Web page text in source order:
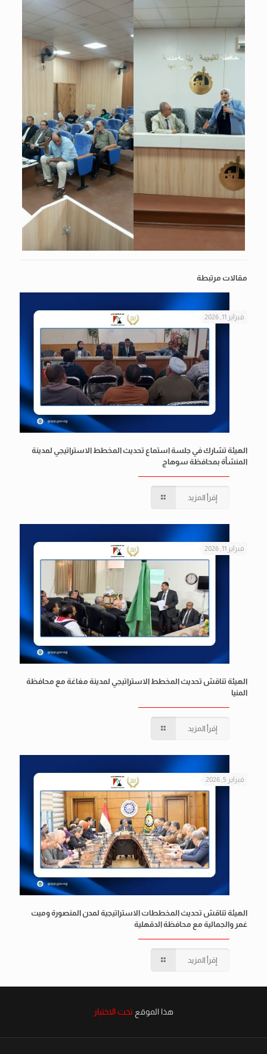
مقالات مرتبطة
فبراير 11, 2026
الهيئة تشارك في جلسة استماع تحديث المخطط الاستراتيجي لمدينة
المنشأة بمحافظة سوهاج
إقرأ المزيد
فبراير 11, 2026
الهيئة تناقش تحديث المخطط الاستراتيجي لمدينة مغاغة مع محافظة
المنيا
إقرأ المزيد
فبراير 5, 2026
الهيئة تناقش تحديث المخططات الاستراتيجية لمدن المنصورة وميت
غمر والجمالية مع محافظة الدقهلية
إقرأ المزيد
هذا الموقع تحت الاختبار